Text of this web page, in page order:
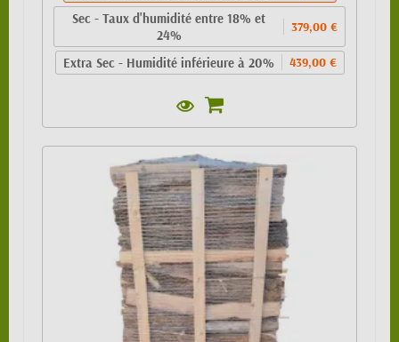
Sec - Taux d'humidité entre 18% et
24%
379,00 €
Extra Sec - Humidité inférieure à 20% 439,00 €